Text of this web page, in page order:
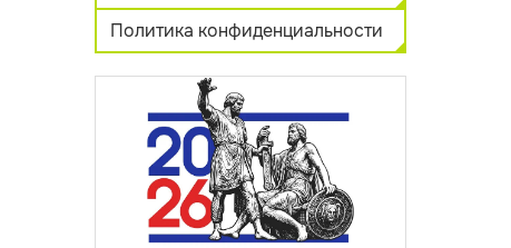
Политика конфиденциальности